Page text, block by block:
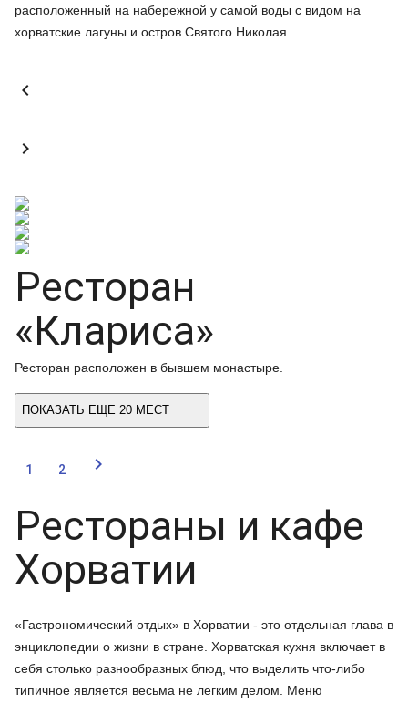
расположенный на набережной у самой воды с видом на
хорватские лагуны и остров Святого Николая.


Ресторан
«Клариса»
Ресторан расположен в бывшем монастыре.
ПОКАЗАТЬ ЕЩЕ 20 МЕСТ
1 2 
Рестораны и кафе
Хорватии
«Гастрономический отдых» в Хорватии - это отдельная глава в
энциклопедии о жизни в стране. Хорватская кухня включает в
себя столько разнообразных блюд, что выделить что-либо
типичное является весьма не легким делом. Меню